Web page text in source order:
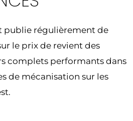
publie régulièrement de
le prix de revient des
complets performants dans
de mécanisation sur les